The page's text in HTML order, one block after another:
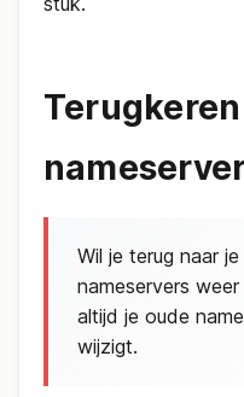
Wil je terug naar
nameservers
altijd je oude
wijzigt.